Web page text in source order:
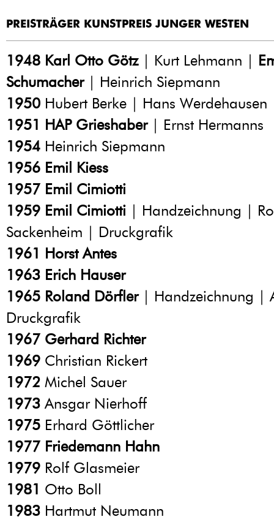
PREISTRÄGER KUNSTPREIS JUNGER WESTEN
1948 Karl Otto Götz| Kurt Lehmann |
Schumacher| Heinrich Siepmann
1950 Hubert Berke | Hans Werdehausen
1951 HAP Grieshaber| Ernst Hermanns
1954 Heinrich Siepmann
1956 Emil Kiess
1957 Emil Cimiotti
1959 Emil Cimiotti | Handzeichnung |
Sackenheim | Druckgrafik
1961 Horst Antes
1963 Erich Hauser
1965 Roland Dörfler| Handzeichnung |
Druckgrafik
1967 Gerhard Richter
1969 Christian Rickert
1972 Michel Sauer
1973 Ansgar Nierhoff
1975 Erhard Göttlicher
1977 Friedemann Hahn
1979 Rolf Glasmeier
1981 Otto Boll
1983 Hartmut Neumann